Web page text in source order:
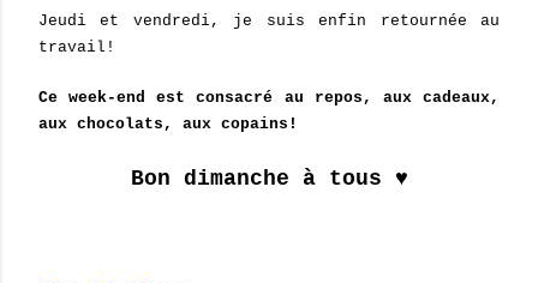
Jeudi et vendredi, je suis enfin retournée au
travail!
Ce week-end est consacré au repos, aux cadeaux,
aux chocolats, aux copains!
Bon dimanche à tous ♥